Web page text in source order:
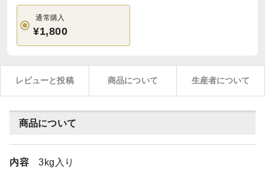
通常購入
¥1,800
レビューと投稿 商品について 生産者について
商品について
内容 3kg入り